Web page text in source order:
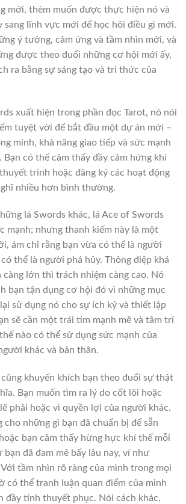
mới, thèm muốn được thực hiện nó và
sang lĩnh vực mới để học hỏi điều gì mới.
ý tưởng, cảm ứng và tầm nhìn mới, và
được theo đuổi những cơ hội mới ấy,
ra bằng sự sáng tạo và tri thức của
xuất hiện trong phần đọc Tarot, nó nói
tuyệt vời để bắt đầu một dự án mới –
minh, khả năng giao tiếp và sức mạnh
có thể cảm thấy đầy cảm hứng khi
trình hoặc đăng ký các hoạt động
nhiều hơn bình thường.
lá Swords khác, lá Ace of Swords
mạnh; nhưng thanh kiếm này là một
ám chỉ rằng bạn vừa có thể là người
thể là người phá hủy. Thông điệp khá
càng lớn thì trách nhiệm càng cao. Nó
bạn tận dụng cơ hội đó vì những mục
sử dụng nó cho sự ích kỷ và thiết lập
sẽ cần một trái tim mạnh mẽ và tâm trí
nào có thể sử dụng sức mạnh của
khác và bản thân.
cũng khuyến khích bạn theo đuổi sự thật
Bạn muốn tìm ra lý do cốt lõi hoặc
phải hoặc vì quyền lợi của người khác.
cho những gì bạn đã chuẩn bị để sẵn
hoặc bạn cảm thấy hừng hực khí thế mỗi
đã đam mê bấy lâu nay, ví như
tầm nhìn rõ ràng của mình trong mọi
có thể tranh luận quan điểm của mình
đầy tính thuyết phục. Nói cách khác,